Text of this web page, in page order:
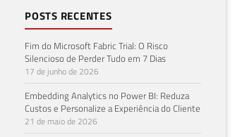
POSTS RECENTES
Fim do Microsoft Fabric Trial: O Risco
Silencioso de Perder Tudo em 7 Dias
17 de junho de 2026
Embedding Analytics no Power BI: Reduza
Custos e Personalize a Experiência do Cliente
21 de maio de 2026